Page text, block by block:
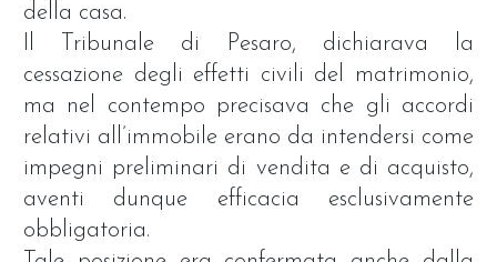
della casa.
Il Tribunale di Pesaro, dichiarava la
cessazione degli effetti civili del matrimonio,
ma nel contempo precisava che gli accordi
relativi all’immobile erano da intendersi come
impegni preliminari di vendita e di acquisto,
aventi dunque efficacia esclusivamente
obbligatoria.